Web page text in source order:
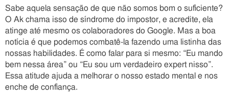
Sabe aquela sensação de que não somos bom o suficiente?
O Ak chama isso de síndrome do impostor, e acredite, ela
atinge até mesmo os colaboradores do Google. Mas a boa
notícia é que podemos combatê-la fazendo uma listinha das
nossas habilidades. É como falar para si mesmo: “Eu mando
bem nessa área” ou “Eu sou um verdadeiro expert nisso”.
Essa atitude ajuda a melhorar o nosso estado mental e nos
enche de confiança.